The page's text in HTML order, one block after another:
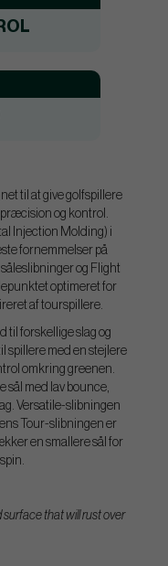
til at give golfspillere
og kontrol.
Injection Molding) i
fornemmelser på
og Flight
optimeret for
af tourspillere.
til forskellige slag og
spillere med en stejlere
omkring greenen.
sål med lav bounce,
Versatile-slibningen
Tour-slibningen er
en smallere sål for
that will rust over